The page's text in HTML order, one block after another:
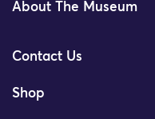
About The Museum
Contact Us
Shop